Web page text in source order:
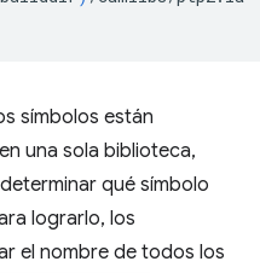
símbolos están
una sola biblioteca,
qué símbolo
lograrlo, los
el nombre de todos los